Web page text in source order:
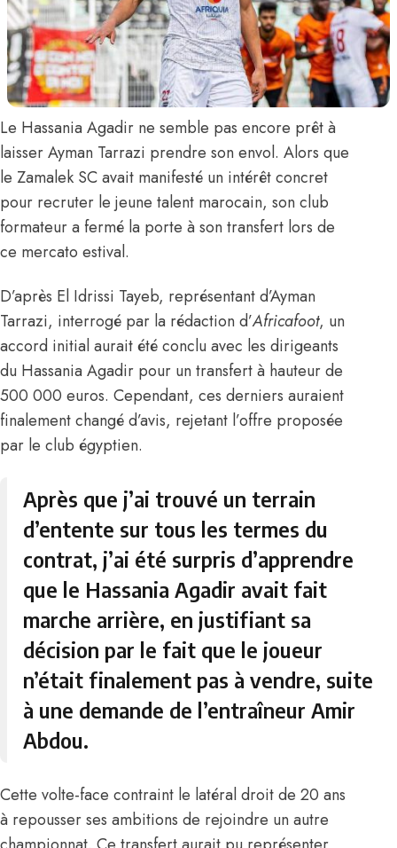
Le Hassania Agadir ne semble pas encore prêt à
laisserAyman Tarrazi prendre son envol. Alors que
le Zamalek SC avait manifesté un intérêt concret
pour recruter le jeune talent marocain, son club
formateur a fermé la porte à son transfert lors de
ce mercato estival.
D’après El Idrissi Tayeb, représentant d’Ayman
Tarrazi, interrogé par la rédaction d’Africafoot, un
accord initial aurait été conclu avec les dirigeants
du Hassania Agadir pour un transfert à hauteur de
500 000 euros. Cependant, ces derniers auraient
finalement changé d’avis, rejetant l’offre proposée
par le club égyptien.
Après que j’ai trouvé un terrain
d’entente sur tous les termes du
contrat, j’ai été surpris d’apprendre
que le Hassania Agadir avait fait
marche arrière, en justifiant sa
décision par le fait que le joueur
n’était finalement pas à vendre, suite
à une demande de l’entraîneur Amir
Abdou.
Cette volte-face contraint le latéral droit de 20 ans
à repousser ses ambitions de rejoindre un autre